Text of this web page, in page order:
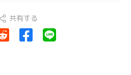
共有する